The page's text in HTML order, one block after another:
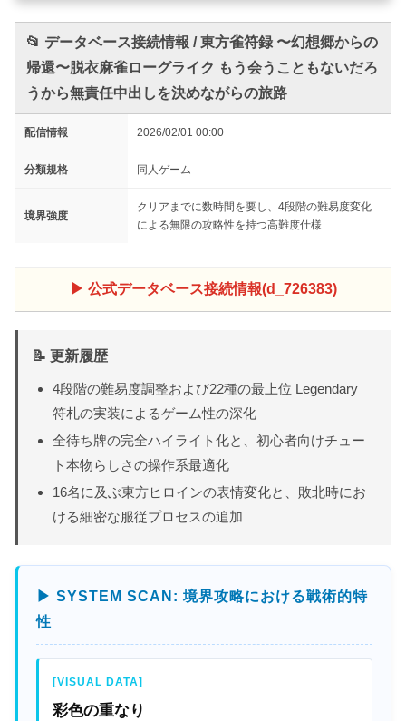
📂 データベース接続情報 / 東方雀符録 〜幻想郷からの
帰還〜脱衣麻雀ローグライク もう会うこともないだろ
うから無責任中出しを決めながらの旅路
配信情報 2026/02/01 00:00
分類規格 同人ゲーム
境界強度
クリアまでに数時間を要し、4段階の難易度変化
による無限の攻略性を持つ高難度仕様
▶ 公式データベース接続情報(d_726383)
📝 更新履歴
4段階の難易度調整および22種の最上位 Legendary
符札の実装によるゲーム性の深化
全待ち牌の完全ハイライト化と、初心者向けチュー
ト本物らしさの操作系最適化
16名に及ぶ東方ヒロインの表情変化と、敗北時にお
ける細密な服従プロセスの追加
▶ SYSTEM SCAN: 境界攻略における戦術的特
性
[VISUAL DATA]
彩色の重なり